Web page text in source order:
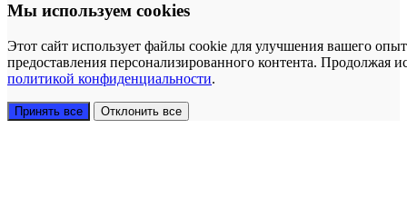
Мы используем cookies
Этот сайт использует файлы cookie для улучшения вашего
предоставления персонализированного контента. Продолжая
политикой конфиденциальности.
Принять все Отклонить все